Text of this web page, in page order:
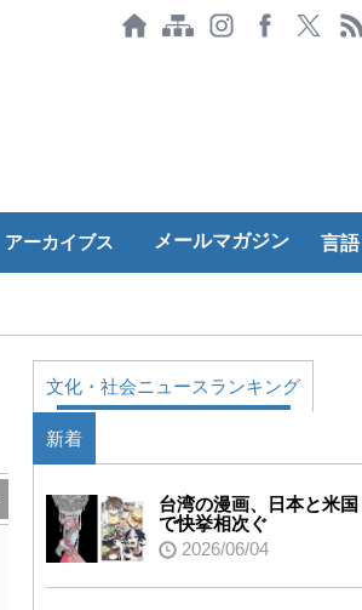
メールマガジン 言語
アーカイブス
文化・社会ニュースランキング
新着
台湾の漫画、日本と米国
で快挙相次ぐ
2026/06/04